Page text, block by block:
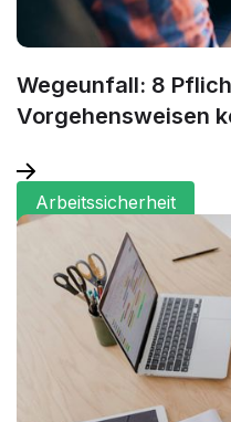
Wegeunfall: 8
Vorgehensweisen
Arbeitssicherheit